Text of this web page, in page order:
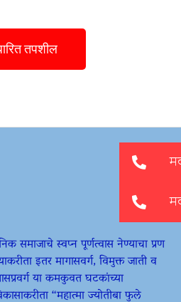
तपशील
समाजाचे स्वप्न पूर्णत्वास नेण्याचा प्रण
इतर मागासवर्ग, विमुक्त जाती व
या कमकुवत घटकांच्या
“महात्मा ज्योतीबा फुले